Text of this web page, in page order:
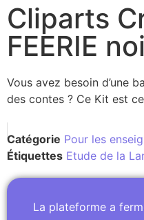
Cliparts
FEERIE
Vous avez besoin d’une
des contes ? Ce Kit est
Catégorie Pour les
Étiquettes Etude de la
La plateforme a